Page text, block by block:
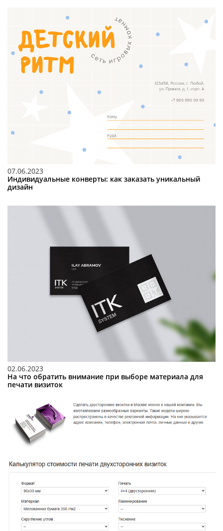
07.06.2023
Индивидуальные конверты: как заказать уникальный
дизайн
02.06.2023
На что обратить внимание при выборе материала для
печати визиток